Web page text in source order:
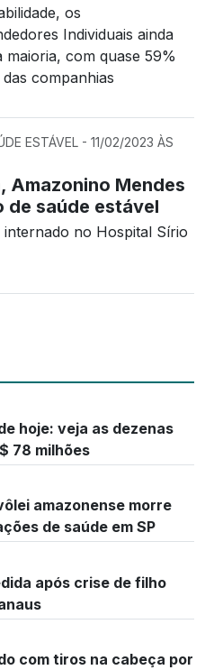
os
Individuais ainda
maioria, com quase 59%
companhias
ESTÁVEL - 11/02/2023 ÀS
Amazonino Mendes
de saúde estável
internado no Hospital Sírio
hoje: veja as dezenas
78 milhões
amazonense morre
de saúde em SP
após crise de filho
com tiros na cabeça por